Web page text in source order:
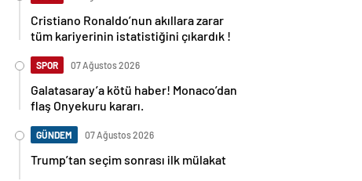
Cristiano Ronaldo’nun akıllara zarar
tüm kariyerinin istatistiğini çıkardık !
SPOR 07 Ağustos 2026
Galatasaray’a kötü haber! Monaco’dan
flaş Onyekuru kararı.
GÜNDEM 07 Ağustos 2026
Trump’tan seçim sonrası ilk mülakat